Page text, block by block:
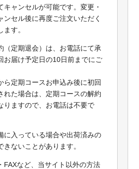
キャンセルが可能です。変更・
ンセル後に再度ご注文いただく
す。
（定期退会）は、お電話にて承
お届け予定日の10日前までにご
ら定期コースお申込み後に初回
れた場合は、定期コースの解約
りますので、お電話は不要で
に入っている場合や出荷済みの
きないことがあります。
など、当サイト以外の方法